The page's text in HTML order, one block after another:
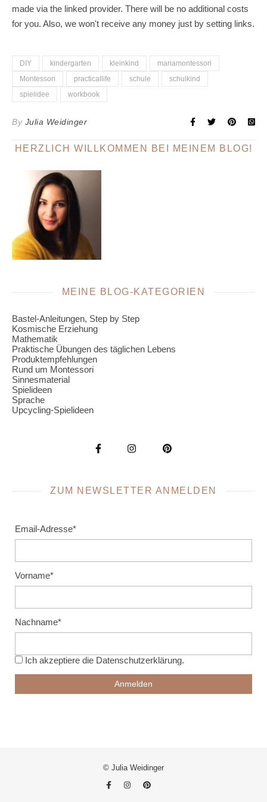
made via the linked provider. There will be no additional costs
for you. Also, we won't receive any money just by setting links.
DIY kindergarten kleinkind
mariamontessori
Montessori
practicallife schule
schulkind
spielidee
workbook
By Julia Weidinger
HERZLICH WILLKOMMEN BEI MEINEM BLOG!
MEINE BLOG-KATEGORIEN
Bastel-Anleitungen, Step by Step
Kosmische Erziehung
Mathematik
Praktische Übungen des täglichen Lebens
Produktempfehlungen
Rund um Montessori
Sinnesmaterial
Spielideen
Sprache
Upcycling-Spielideen
ZUM NEWSLETTER ANMELDEN
Email-Adresse*
Vorname*
Nachname*
Ich akzeptiere die Datenschutzerklärung.
© Julia Weidinger